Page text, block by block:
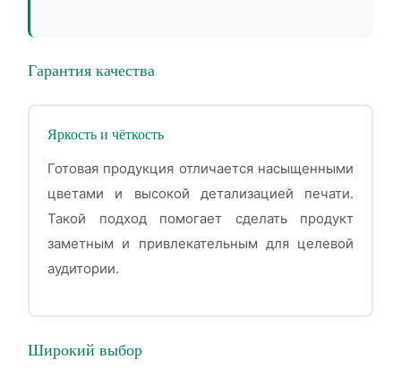
Гарантия качества
Яркость и чёткость
Готовая продукция отличается насыщенными
цветами и высокой детализацией печати.
Такой подход помогает сделать продукт
заметным и привлекательным для целевой
аудитории.
Широкий выбор